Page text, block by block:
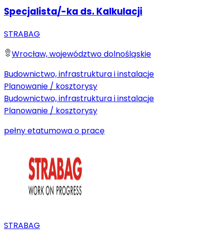
Specjalista/-ka ds. Kalkulacji
STRABAG
Wrocław, województwo dolnośląskie
Budownictwo, infrastruktura i instalacje
Planowanie / kosztorysy
Budownictwo, infrastruktura i instalacje
Planowanie / kosztorysy
pełny etatumowa o pracę
STRABAG